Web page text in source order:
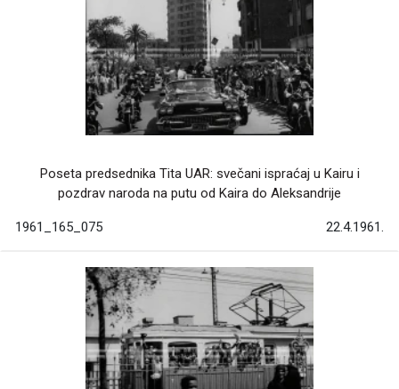
Poseta predsednika Tita UAR: svečani ispraćaj u Kairu i
pozdrav naroda na putu od Kaira do Aleksandrije
1961_165_075 22.4.1961.